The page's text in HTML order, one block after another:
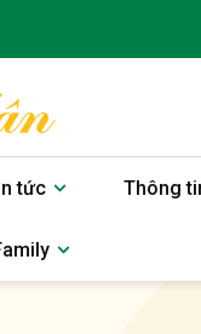
tức Thông